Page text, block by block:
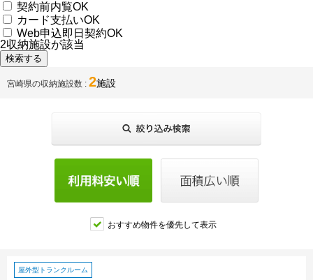
契約前内覧OK
カード支払いOK
Web申込即日契約OK
2収納施設が該当
宮崎県の収納施設数 2施設
おすすめ物件を優先して表示
屋外型トランクルーム